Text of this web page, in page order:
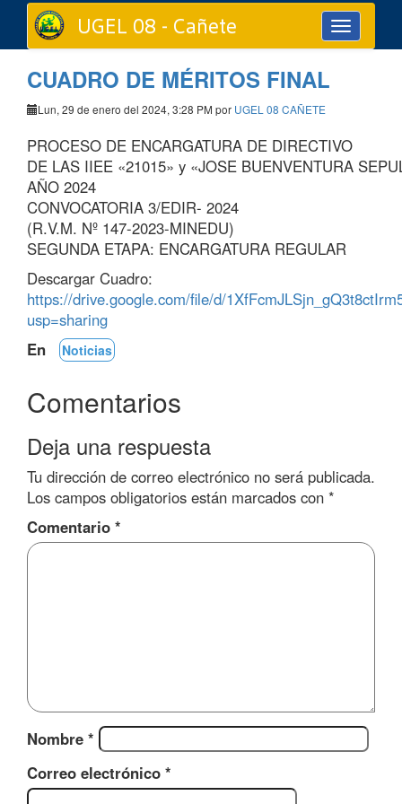
Toggle
navigation
UGEL 08 - Cañete
CUADRO DE MÉRITOS FINAL
Lun, 29 de enero del 2024, 3:28 PM por UGEL 08 CAÑETE
PROCESO DE ENCARGATURA DE DIRECTIVO
DE LAS IIEE «21015» y «JOSE BUENVENTURA
AÑO 2024
CONVOCATORIA 3/EDIR- 2024
(R.V.M. Nº 147-2023-MINEDU)
SEGUNDA ETAPA: ENCARGATURA REGULAR
Descargar Cuadro:
https://drive.google.com/file/d/
usp=sharing
En
Noticias
Comentarios
Deja una respuesta
Tu dirección de correo electrónico no será publicada.
Los campos obligatorios están marcados con *
Comentario *
Nombre *
Correo electrónico *